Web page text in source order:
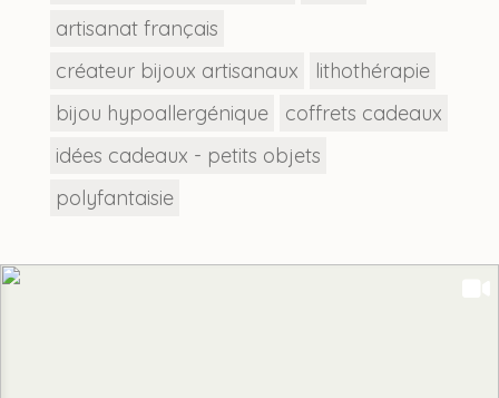
artisanat français
créateur bijoux artisanaux
lithothérapie
bijou hypoallergénique
coffrets cadeaux
idées cadeaux - petits objets
polyfantaisie